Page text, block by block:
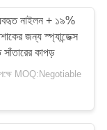
105
নাইলন + ১৯%
জন্য স্প্যান্ডেক্স
সাঁতারের কাপড়
MOQ:Negotiable